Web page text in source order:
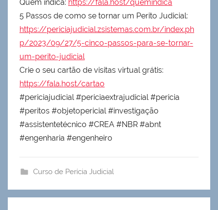
Quem indica: https://fala.host/quemindica
5 Passos de como se tornar um Perito Judicial:
https://periciajudicial.zsistemas.com.br/index.ph
p/2023/09/27/5-cinco-passos-para-se-tornar-
um-perito-judicial
Crie o seu cartão de visitas virtual grátis:
https://fala.host/cartao
#periciajudicial #periciaextrajudicial #pericia
#peritos #objetopericial #investigação
#assistentetécnico #CREA #NBR #abnt
#engenharia #engenheiro
Curso de Perícia Judicial